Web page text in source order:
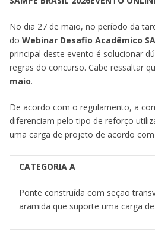
No dia 27 de maio, no período da
doWebinar Desafio Acadêmico
principal deste evento é solucionar
regras do concurso. Cabe ressaltar
maio.
De acordo com o regulamento, a
diferenciam pelo tipo de reforço
uma carga de projeto de acordo
CATEGORIA A
Ponte construída com seção
aramida que suporte uma carga